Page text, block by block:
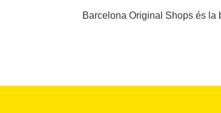
Barcelona Original Shops és la